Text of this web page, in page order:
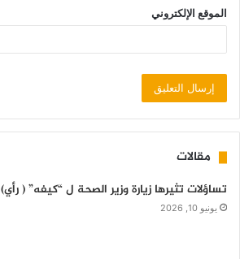
الموقع الإلكتروني
مقالات
تساؤلات تثيرها زيارة وزير الصحة ل “كيفه” ( رأي)
يونيو 10, 2026